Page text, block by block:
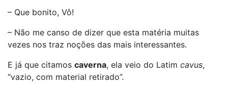
– Que bonito, Vô!
– Não me canso de dizer que esta matéria muitas
vezes nos traz noções das mais interessantes.
E já que citamos caverna, ela veio do Latim cavus,
“vazio, com material retirado”.